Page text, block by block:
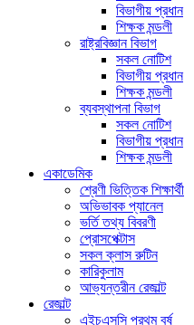
বিভাগীয় প্রধান
শিক্ষক মন্ডলী
রাষ্ট্রবিজ্ঞান বিভাগ
সকল নোটিশ
বিভাগীয় প্রধান
শিক্ষক মন্ডলী
ব্যবস্থাপনা বিভাগ
সকল নোটিশ
বিভাগীয় প্রধান
শিক্ষক মন্ডলী
একাডেমিক
শ্রেণী ভিত্তিক শিক্ষার্থী
অভিভাবক প্যানেল
ভর্তি তথ্য বিবরণী
প্রোসপেক্টাস
সকল ক্লাস রুটিন
কারিকুলাম
আভ্যন্তরীন রেজাল্ট
রেজাল্ট
এইচএসসি প্রথম বর্ষ